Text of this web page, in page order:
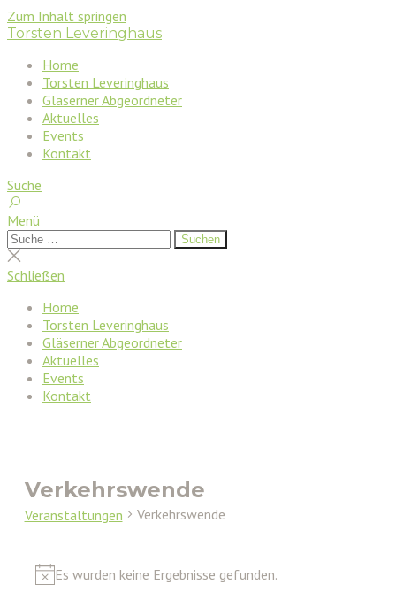
Zum Inhalt springen
Torsten Leveringhaus
Home
Torsten Leveringhaus
Gläserner Abgeordneter
Aktuelles
Events
Kontakt
Suche
Menü
Suchen
nach:
Suchen
Suche
schließen
Schließen
Home
Torsten Leveringhaus
Gläserner Abgeordneter
Aktuelles
Events
Kontakt
Verkehrswende
Veranstaltungen Verkehrswende
Veranstaltungen
Hinweis
Es wurden keine Ergebnisse gefunden.